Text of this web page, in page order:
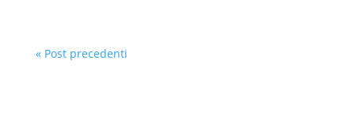
« Post precedenti